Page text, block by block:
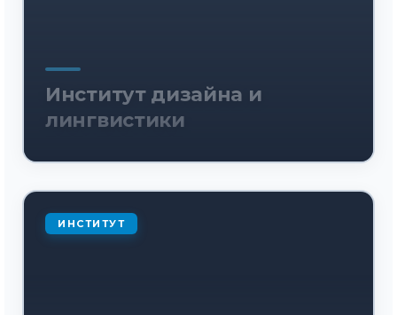
Институт дизайна и
лингвистики
ИНСТИТУТ